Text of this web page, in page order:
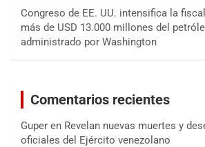
Congreso de EE. UU. intensifica la
más de USD 13.000 millones del
administrado por Washington
Comentarios recientes
Guper en Revelan nuevas muertes y
oficiales del Ejército venezolano